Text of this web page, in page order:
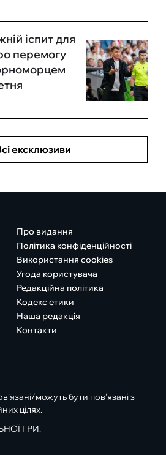
іспит для
перемогу
ексклюзиви
Про видання
Політика конфіденційності
Використання cookies
Угода користувача
Редакційна політика
Кодекс етики
Наша редакція
Контакти
можуть бути пов’язані з
цілях.
ГРИ.